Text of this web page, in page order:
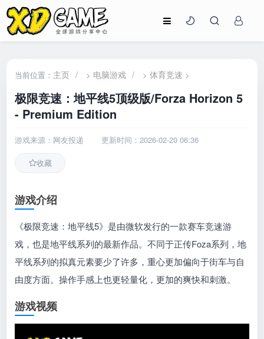
当前位置： 主页 / > 电脑游戏 / >体育竞速 >
极限竞速：地平线5顶级版/Forza Horizon 5
- Premium Edition
游戏来源：网友投递 更新时间：2026-02-20 06:36
收藏
游戏介绍
《极限竞速：地平线5》是由微软发行的一款赛车竞速游
戏，也是地平线系列的最新作品。不同于正传Foza系列，地
平线系列的拟真元素要少了许多，重心更加偏向于街车与自
由度方面。操作手感上也更轻量化，更加的爽快和刺激。
游戏视频